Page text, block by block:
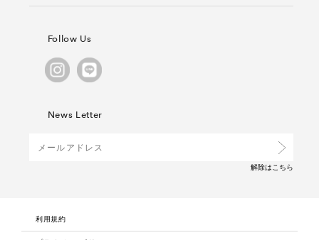
Follow Us
News Letter
解除はこちら
利用規約